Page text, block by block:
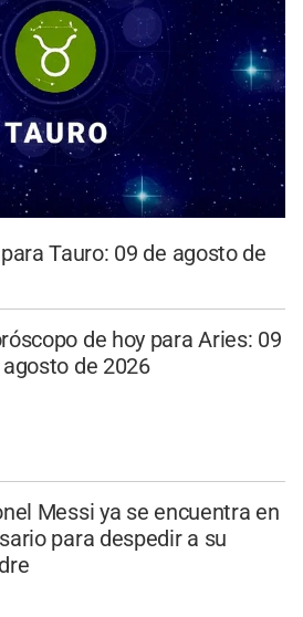
Tauro: 09 de agosto de
de hoy para Aries: 09
agosto de 2026
Messi ya se encuentra en
para despedir a su